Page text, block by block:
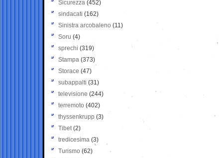
Sicurezza (452)
sindacati (162)
Sinistra arcobaleno (11)
Soru (4)
sprechi (319)
Stampa (373)
Storace (47)
subappalti (31)
televisione(244)
terremoto (402)
thyssenkrupp (3)
Tibet(2)
tredicesima (3)
Turismo (62)